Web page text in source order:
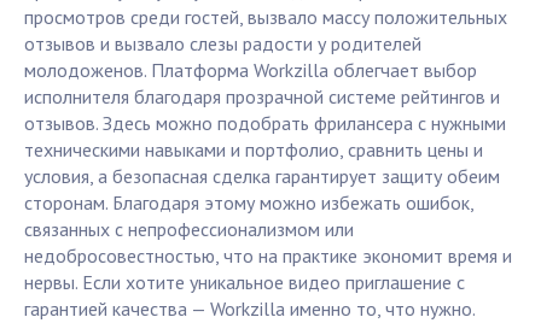
просмотров среди гостей, вызвало массу положительных
отзывов и вызвало слезы радости у родителей
молодоженов. Платформа Workzilla облегчает выбор
исполнителя благодаря прозрачной системе рейтингов и
отзывов. Здесь можно подобрать фрилансера с нужными
техническими навыками и портфолио, сравнить цены и
условия, а безопасная сделка гарантирует защиту обеим
сторонам. Благодаря этому можно избежать ошибок,
связанных с непрофессионализмом или
недобросовестностью, что на практике экономит время и
нервы. Если хотите уникальное видео приглашение с
гарантией качества — Workzilla именно то, что нужно.